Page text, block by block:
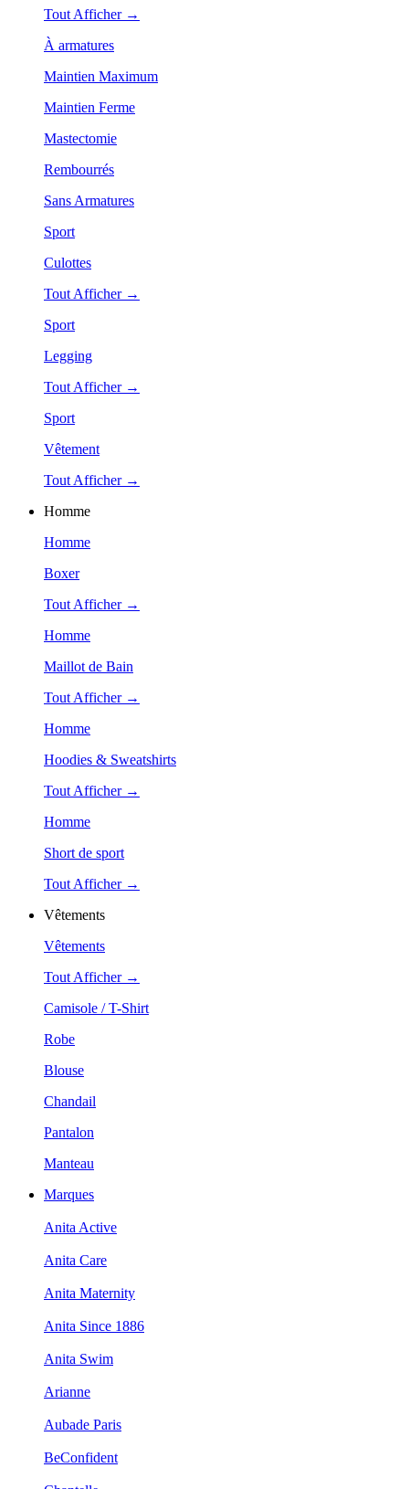
Tout Afficher →
À armatures
Maintien Maximum
Maintien Ferme
Mastectomie
Rembourrés
Sans Armatures
Sport
Culottes
Tout Afficher →
Sport
Legging
Tout Afficher →
Sport
Vêtement
Tout Afficher →
Homme
Homme
Boxer
Tout Afficher →
Homme
Maillot de Bain
Tout Afficher →
Homme
Hoodies & Sweatshirts
Tout Afficher →
Homme
Short de sport
Tout Afficher →
Vêtements
Vêtements
Tout Afficher →
Camisole / T-Shirt
Robe
Blouse
Chandail
Pantalon
Manteau
Marques
Anita Active
Anita Care
Anita Maternity
Anita Since 1886
Anita Swim
Arianne
Aubade Paris
BeConfident